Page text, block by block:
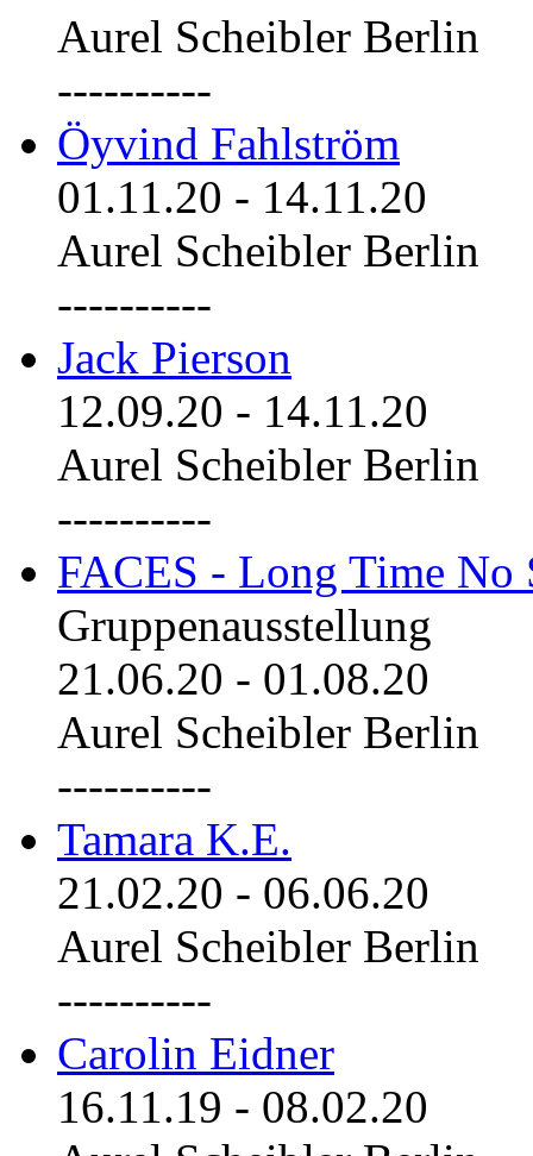
Aurel Scheibler Berlin
----------
Öyvind Fahlström
01.11.20 - 14.11.20
Aurel Scheibler Berlin
----------
Jack Pierson
12.09.20 - 14.11.20
Aurel Scheibler Berlin
----------
FACES - Long Time No
Gruppenausstellung
21.06.20 - 01.08.20
Aurel Scheibler Berlin
----------
Tamara K.E.
21.02.20 - 06.06.20
Aurel Scheibler Berlin
----------
Carolin Eidner
16.11.19 - 08.02.20